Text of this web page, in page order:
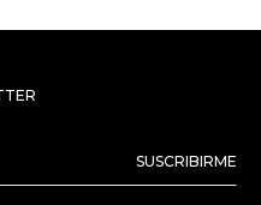
SUSCRIBIRME